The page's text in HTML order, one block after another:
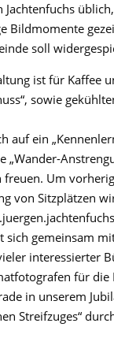
Jachtenfuchs
Bildmomente
soll
ist für Kaffee
sowie
auf ein
„Wander-
Um
von Sitzplätzen
sich gemeinsam
interessierter
für die
in unserem
Streifzuges“